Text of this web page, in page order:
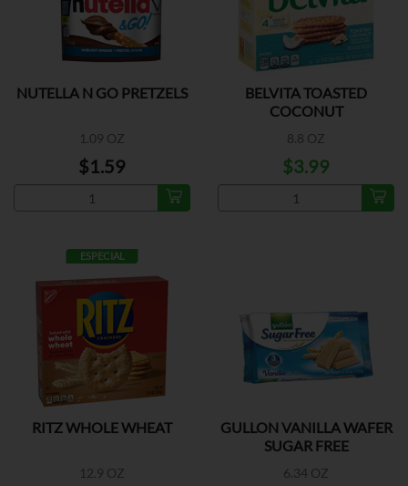
NUTELLA N GO PRETZELS
1.09 OZ
$1.59
BELVITA TOASTED
COCONUT
8.8 OZ
$3.99
ESPECIAL
RITZ WHOLE WHEAT
12.9 OZ
GULLON VANILLA WAFER
SUGAR FREE
6.34 OZ